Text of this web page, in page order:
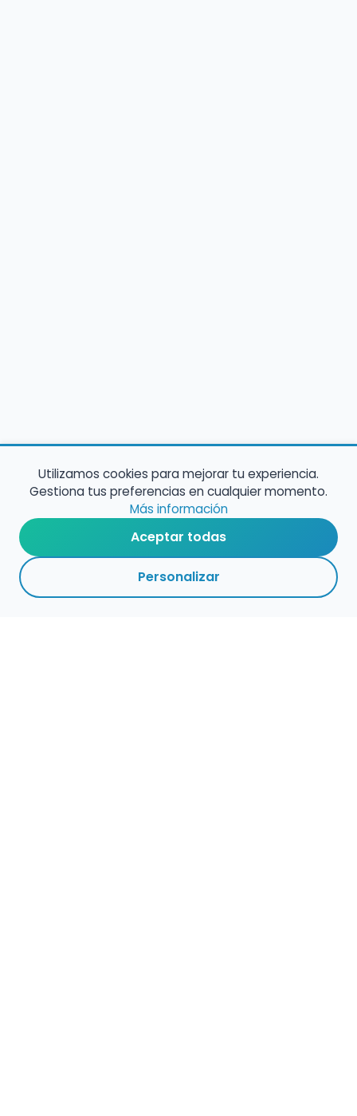
Utilizamos cookies para mejorar tu experiencia.
Gestiona tus preferencias en cualquier momento.
Más información
Aceptar todas
Personalizar